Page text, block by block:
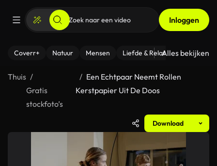
Inloggen
Coverr+ Natuur Mensen Liefde & Relaties - Fitness
Alles bekijken
Thuis
Gratis
stockfoto’s
Een Echtpaar Neemt Rollen
Kerstpapier Uit De Doos
Download